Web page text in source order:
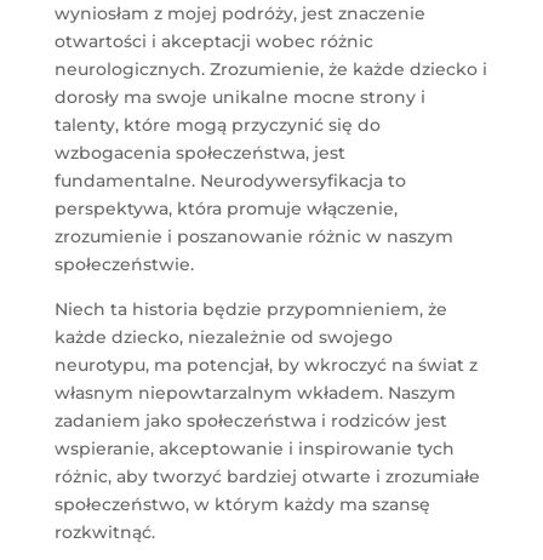
wyniosłam z mojej podróży, jest znaczenie
otwartości i akceptacji wobec różnic
neurologicznych. Zrozumienie, że każde dziecko i
dorosły ma swoje unikalne mocne strony i
talenty, które mogą przyczynić się do
wzbogacenia społeczeństwa, jest
fundamentalne. Neurodywersyfikacja to
perspektywa, która promuje włączenie,
zrozumienie i poszanowanie różnic w naszym
społeczeństwie.
Niech ta historia będzie przypomnieniem, że
każde dziecko, niezależnie od swojego
neurotypu, ma potencjał, by wkroczyć na świat z
własnym niepowtarzalnym wkładem. Naszym
zadaniem jako społeczeństwa i rodziców jest
wspieranie, akceptowanie i inspirowanie tych
różnic, aby tworzyć bardziej otwarte i zrozumiałe
społeczeństwo, w którym każdy ma szansę
rozkwitnąć.